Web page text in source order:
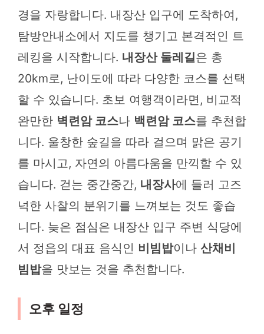
경을 자랑합니다. 내장산 입구에 도착하여,
탐방안내소에서 지도를 챙기고 본격적인 트
레킹을 시작합니다. 내장산 둘레길은 총
20km로, 난이도에 따라 다양한 코스를 선택
할 수 있습니다. 초보 여행객이라면, 비교적
완만한 벽련암 코스나 백련암 코스를 추천합
니다. 울창한 숲길을 따라 걸으며 맑은 공기
를 마시고, 자연의 아름다움을 만끽할 수 있
습니다. 걷는 중간중간, 내장사에 들러 고즈
넉한 사찰의 분위기를 느껴보는 것도 좋습
니다. 늦은 점심은 내장산 입구 주변 식당에
서 정읍의 대표 음식인 비빔밥이나 산채비
빔밥을 맛보는 것을 추천합니다.
오후 일정